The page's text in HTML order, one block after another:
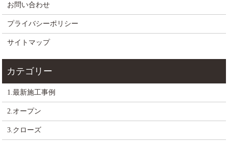
お問い合わせ
プライバシーポリシー
サイトマップ
1.最新施工事例
2.オープン
3.クローズ